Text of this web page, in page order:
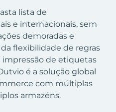
lista de
e internacionais, sem
demoradas e
flexibilidade de regras
de etiquetas
é a solução global
com múltiplas
armazéns.